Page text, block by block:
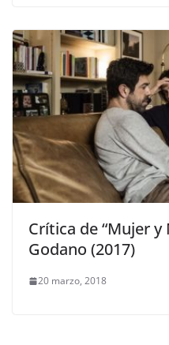
Crítica de “Mujer y
Godano (2017)
20 marzo, 2018